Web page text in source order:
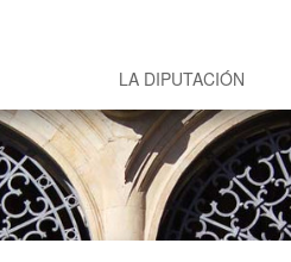
LA DIPUTACIÓN